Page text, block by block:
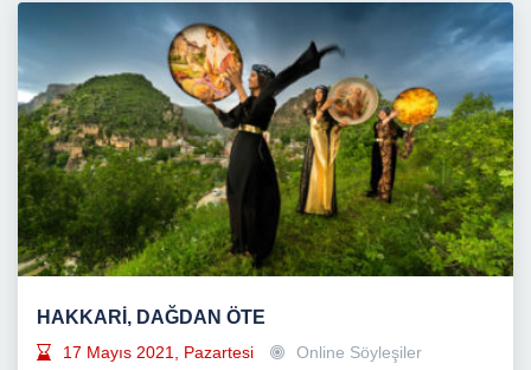
HAKKARİ, DAĞDAN ÖTE
17 Mayıs 2021, Pazartesi Online Söyleşiler